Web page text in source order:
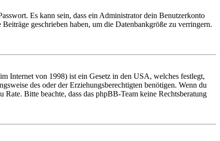
Es kann sein, dass ein Administrator dein Benutzerkonto
geschrieben haben, um die Datenbankgröße zu verringern.
Internet von 1998) ist ein Gesetz in den USA, welches festlegt,
des oder der Erziehungsberechtigten benötigen. Wenn du
Bitte beachte, dass das phpBB-Team keine Rechtsberatung